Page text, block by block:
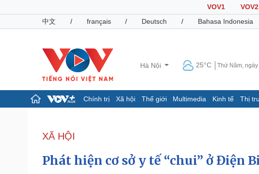
VOV1 VOV2
中文
/ français / Deutsch / Bahasa Indonesia
Hà Nội 25°C Thứ Năm,
Chính trị Xã hội Thế giới Multimedia Kinh tế Thị
Đảng
Tổ chức nhân sự
Nhận diện sự thật
Giáo dục
Dấu ấn VOV
XÃ HỘI
Phát hiện cơ sở y tế “chui” ở Điện